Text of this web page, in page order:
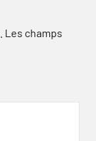
Les champs